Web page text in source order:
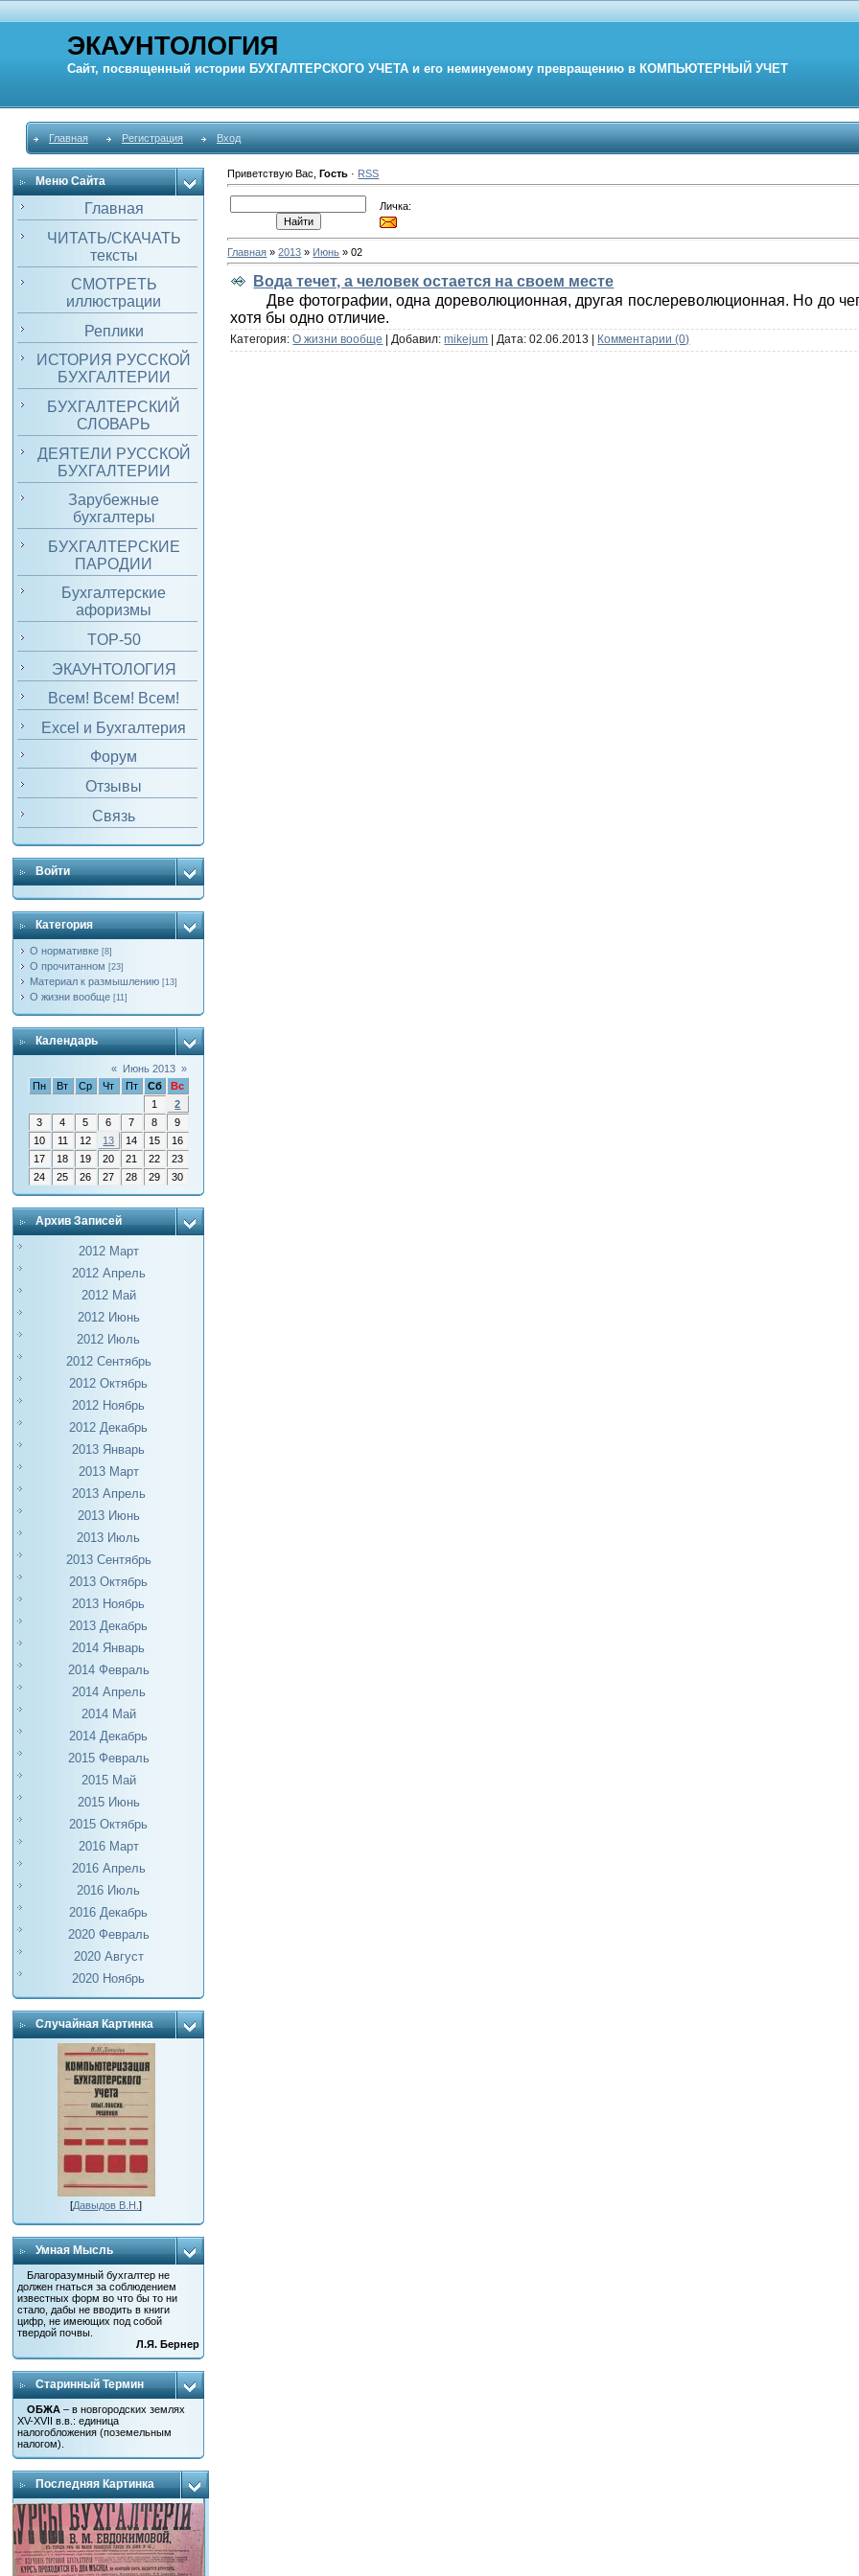
ЭКАУНТОЛОГИЯ
Сайт, посвященный истории БУХГАЛТЕРСКОГО УЧЕТА и его неминуемому превращению в КОМПЬЮТЕРНЫЙ УЧЕТ
Главная Регистрация Вход
Меню Сайта
Главная
ЧИТАТЬ/СКАЧАТЬ
тексты
СМОТРЕТЬ
иллюстрации
Реплики
ИСТОРИЯ РУССКОЙ
БУХГАЛТЕРИИ
БУХГАЛТЕРСКИЙ
СЛОВАРЬ
ДЕЯТЕЛИ РУССКОЙ
БУХГАЛТЕРИИ
Зарубежные
бухгалтеры
БУХГАЛТЕРСКИЕ
ПАРОДИИ
Бухгалтерские
афоризмы
TOP-50
ЭКАУНТОЛОГИЯ
Всем! Всем! Всем!
Excel и Бухгалтерия
Форум
Отзывы
Связь
Войти
Категория
О нормативке [8]
О прочитанном [23]
Материал к размышлению [13]
О жизни вообще [11]
Календарь
« Июнь 2013 »
Пн
Вт Ср Чт Пт Сб
Вс
1
2
3
4 5 6 7 8
9
10
11 12 13 14 15
16
17
18 19 20 21 22
23
24
25 26 27 28 29 30
Архив Записей
2012 Март
2012 Апрель
2012 Май
2012 Июнь
2012 Июль
2012 Сентябрь
2012 Октябрь
2012 Ноябрь
2012 Декабрь
2013 Январь
2013 Март
2013 Апрель
2013 Июнь
2013 Июль
2013 Сентябрь
2013 Октябрь
2013 Ноябрь
2013 Декабрь
2014 Январь
2014 Февраль
2014 Апрель
2014 Май
2014 Декабрь
2015 Февраль
2015 Май
2015 Июнь
2015 Октябрь
2016 Март
2016 Апрель
2016 Июль
2016 Декабрь
2020 Февраль
2020 Август
2020 Ноябрь
Случайная Картинка
[Давыдов В.Н.]
Умная Мысль
Благоразумный бухгалтер не
должен гнаться за соблюдением
известных форм во что бы то ни
стало, дабы не вводить в книги
цифр, не имеющих под собой
твердой почвы.
Л.Я. Бернер
Старинный Термин
ОБЖА – в новгородских землях
XV-XVII в.в.: единица
налогобложения (поземельным
налогом).
Последняя Картинка
Приветствую Вас ,Гость · RSS
Личка:
Главная »2013 » Июнь » 02
Вода течет, а человек остается на своем месте
Две фотографии, одна дореволюционная, другая послереволюционная. Но до
хотя бы одно отличие.
Категория:О жизни вообще | Добавил:mikejum | Дата:02.06.2013 Комментарии (0)